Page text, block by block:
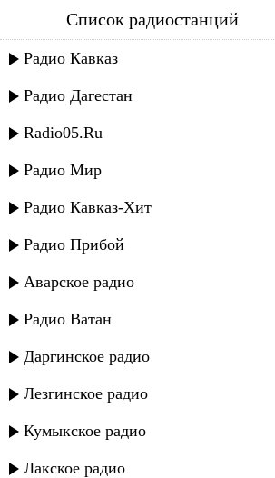
патимат расулова -
Список радиостанций
Радио Кавказ
Радио Дагестан
Radio05.Ru
Радио Мир
Радио Кавказ-Хит
Радио Прибой
Аварское радио
Радио Ватан
Даргинское радио
Лезгинское радио
Кумыкское радио
Лакское радио